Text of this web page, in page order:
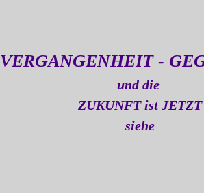
VERGANGENHEIT -
und die
ZUKUNFT ist JETZT
siehe